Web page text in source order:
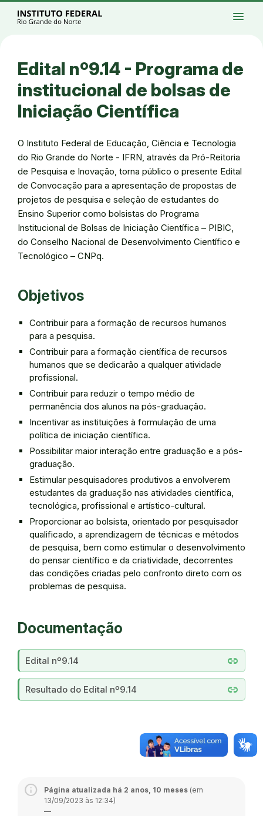
Ir para a página inicial
Ir para a busca
Alto contraste
Login da Área Administrativa
Acessibilidade
menu
Edital nº9.14 - Programa de
institucional de bolsas de
Iniciação Científica
O Instituto Federal de Educação, Ciência e Tecnologia
do Rio Grande do Norte - IFRN, através da Pró-Reitoria
de Pesquisa e Inovação, torna público o presente Edital
de Convocação para a apresentação de propostas de
projetos de pesquisa e seleção de estudantes do
Ensino Superior como bolsistas do Programa
Institucional de Bolsas de Iniciação Científica – PIBIC,
do Conselho Nacional de Desenvolvimento Científico e
Tecnológico – CNPq.
Objetivos
Contribuir para a formação de recursos humanos
para a pesquisa.
Contribuir para a formação científica de recursos
humanos que se dedicarão a qualquer atividade
profissional.
Contribuir para reduzir o tempo médio de
permanência dos alunos na pós-graduação.
Incentivar as instituições à formulação de uma
política de iniciação científica.
Possibilitar maior interação entre graduação e a pós-
graduação.
Estimular pesquisadores produtivos a envolverem
estudantes da graduação nas atividades científica,
tecnológica, profissional e artístico-cultural.
Proporcionar ao bolsista, orientado por pesquisador
qualificado, a aprendizagem de técnicas e métodos
de pesquisa, bem como estimular o desenvolvimento
do pensar científico e da criatividade, decorrentes
das condições criadas pelo confronto direto com os
problemas de pesquisa.
Documentação
link
Edital nº9.14
link
Resultado do Edital nº9.14
Página atualizada há 2 anos, 10 meses (em
13/09/2023 às 12:34)
—